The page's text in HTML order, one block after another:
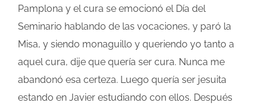
Pamplona y el cura se emocionó el Día del
Seminario hablando de las vocaciones, y paró la
Misa, y siendo monaguillo y queriendo yo tanto a
aquel cura, dije que quería ser cura. Nunca me
abandonó esa certeza. Luego quería ser jesuita
estando en Javier estudiando con ellos. Después